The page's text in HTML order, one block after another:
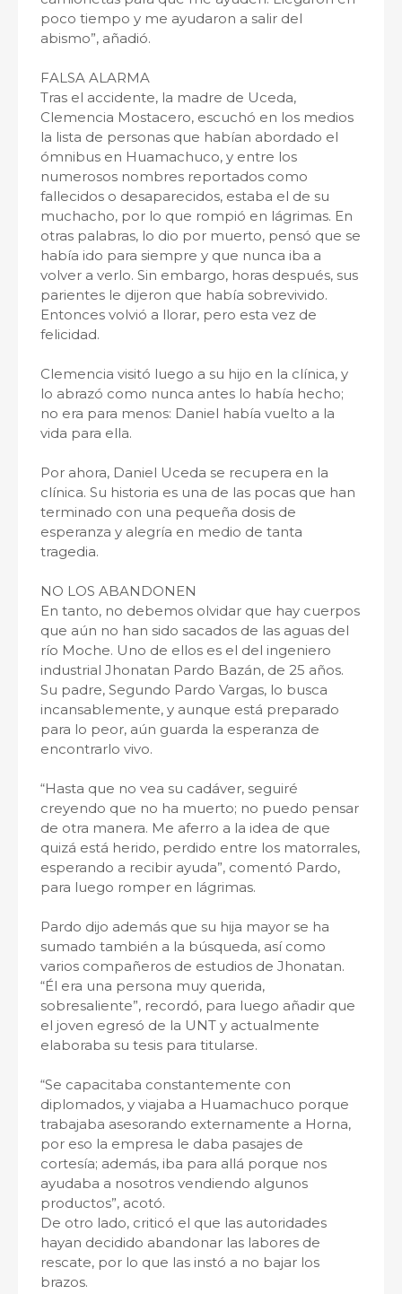
poco tiempo y me ayudaron a salir del
abismo”, añadió.
FALSA ALARMA
Tras el accidente, la madre de Uceda,
Clemencia Mostacero, escuchó en los medios
la lista de personas que habían abordado el
ómnibus en Huamachuco, y entre los
numerosos nombres reportados como
fallecidos o desaparecidos, estaba el de su
muchacho, por lo que rompió en lágrimas. En
otras palabras, lo dio por muerto, pensó que se
había ido para siempre y que nunca iba a
volver a verlo. Sin embargo, horas después, sus
parientes le dijeron que había sobrevivido.
Entonces volvió a llorar, pero esta vez de
felicidad.
Clemencia visitó luego a su hijo en la clínica, y
lo abrazó como nunca antes lo había hecho;
no era para menos: Daniel había vuelto a la
vida para ella.
Por ahora, Daniel Uceda se recupera en la
clínica. Su historia es una de las pocas que han
terminado con una pequeña dosis de
esperanza y alegría en medio de tanta
tragedia.
NO LOS ABANDONEN
En tanto, no debemos olvidar que hay cuerpos
que aún no han sido sacados de las aguas del
río Moche. Uno de ellos es el del ingeniero
industrial Jhonatan Pardo Bazán, de 25 años.
Su padre, Segundo Pardo Vargas, lo busca
incansablemente, y aunque está preparado
para lo peor, aún guarda la esperanza de
encontrarlo vivo.
“Hasta que no vea su cadáver, seguiré
creyendo que no ha muerto; no puedo pensar
de otra manera. Me aferro a la idea de que
quizá está herido, perdido entre los matorrales,
esperando a recibir ayuda”, comentó Pardo,
para luego romper en lágrimas.
Pardo dijo además que su hija mayor se ha
sumado también a la búsqueda, así como
varios compañeros de estudios de Jhonatan.
“Él era una persona muy querida,
sobresaliente”, recordó, para luego añadir que
el joven egresó de la UNT y actualmente
elaboraba su tesis para titularse.
“Se capacitaba constantemente con
diplomados, y viajaba a Huamachuco porque
trabajaba asesorando externamente a Horna,
por eso la empresa le daba pasajes de
cortesía; además, iba para allá porque nos
ayudaba a nosotros vendiendo algunos
productos”, acotó.
De otro lado, criticó el que las autoridades
hayan decidido abandonar las labores de
rescate, por lo que las instó a no bajar los
brazos.